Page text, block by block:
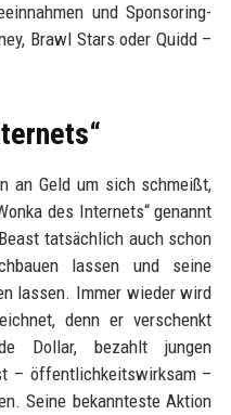
und Sponsoring-
Brawl Stars oder Quidd –
an Geld um sich schmeißt,
des Internets“ genannt
tatsächlich auch schon
lassen und seine
lassen. Immer wieder wird
denn er verschenkt
Dollar, bezahlt jungen
– öffentlichkeitswirksam –
Seine bekannteste Aktion